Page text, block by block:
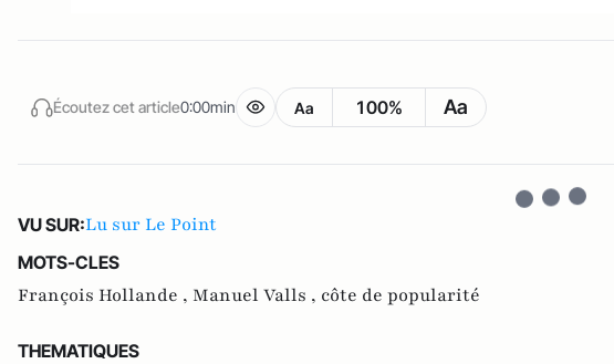
Écoutez cet article0:00min Aa 100% Aa
VU SUR:Lu sur Le Point
MOTS-CLES
François Hollande , Manuel Valls , côte de popularité
THEMATIQUES